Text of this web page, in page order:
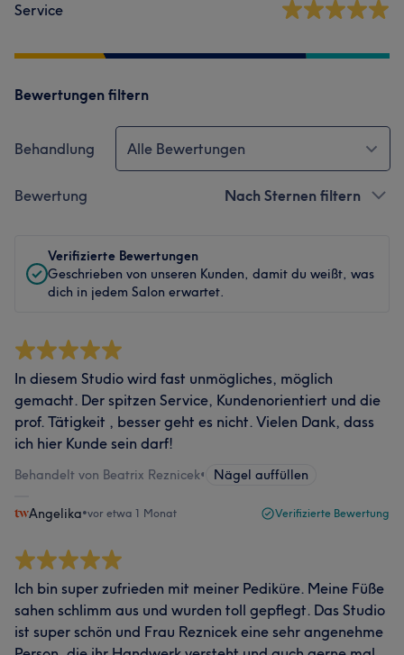
Service
Bewertungen filtern
Behandlung Alle Bewertungen
Bewertung Nach Sternen filtern
Verifizierte Bewertungen
Geschrieben von unseren Kunden, damit du weißt, was
dich in jedem Salon erwartet.
In diesem Studio wird fast unmögliches, möglich
gemacht. Der spitzen Service, Kundenorientiert und die
prof. Tätigkeit , besser geht es nicht. Vielen Dank, dass
ich hier Kunde sein darf!
Behandelt von Beatrix Reznicek• Nägel auffüllen
Angelika•vor etwa 1 Monat Verifizierte Bewertung
Ich bin super zufrieden mit meiner Pediküre. Meine Füße
sahen schlimm aus und wurden toll gepflegt. Das Studio
ist super schön und Frau Reznicek eine sehr angenehme